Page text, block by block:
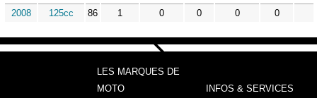
2008
125cc 86 1 0 0 0 0
LES MARQUES DE
MOTO
INFOS & SERVICES